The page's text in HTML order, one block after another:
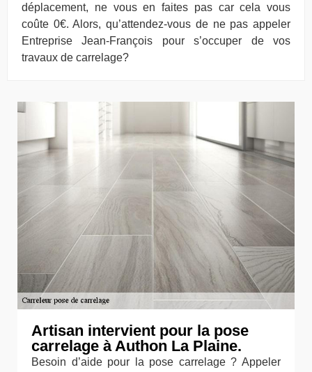
déplacement, ne vous en faites pas car cela vous
coûte 0€. Alors, qu’attendez-vous de ne pas appeler
Entreprise Jean-François pour s’occuper de vos
travaux de carrelage?
Artisan intervient pour la pose
carrelage à Authon La Plaine.
Besoin d’aide pour la pose carrelage ? Appeler